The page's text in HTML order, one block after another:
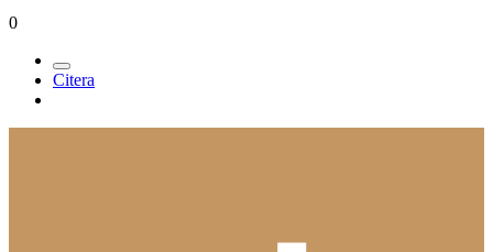
0
Citera